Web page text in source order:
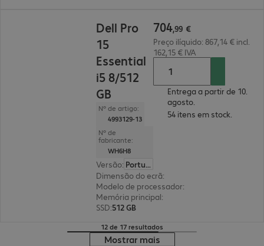
Dell Pro
15
Essential
i5 8/512
GB
Nº de artigo:
4993129-13
Nº de
fabricante:
WH6H8
Versão:
Português
Dimensão do ecrã:
Modelo de processador:
Memória principal:
SSD:512 GB
704,99 €
Preço ilíquido: 867,14 € incl.
162,15 € IVA
Entrega a partir de 10.
agosto.
54 itens em stock.
12 de 17 resultados
Mostrar mais